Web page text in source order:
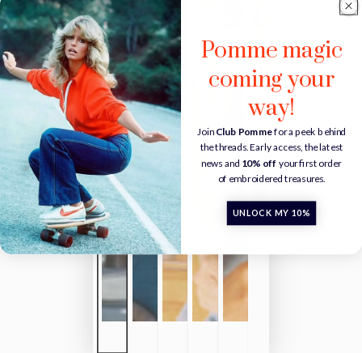
Pomme magic
coming your
way!
Join Club Pommefor a peek behind
the threads. Early access, the latest
news and 10% off your first order
of embroidered treasures.
UNLOCK MY 10%